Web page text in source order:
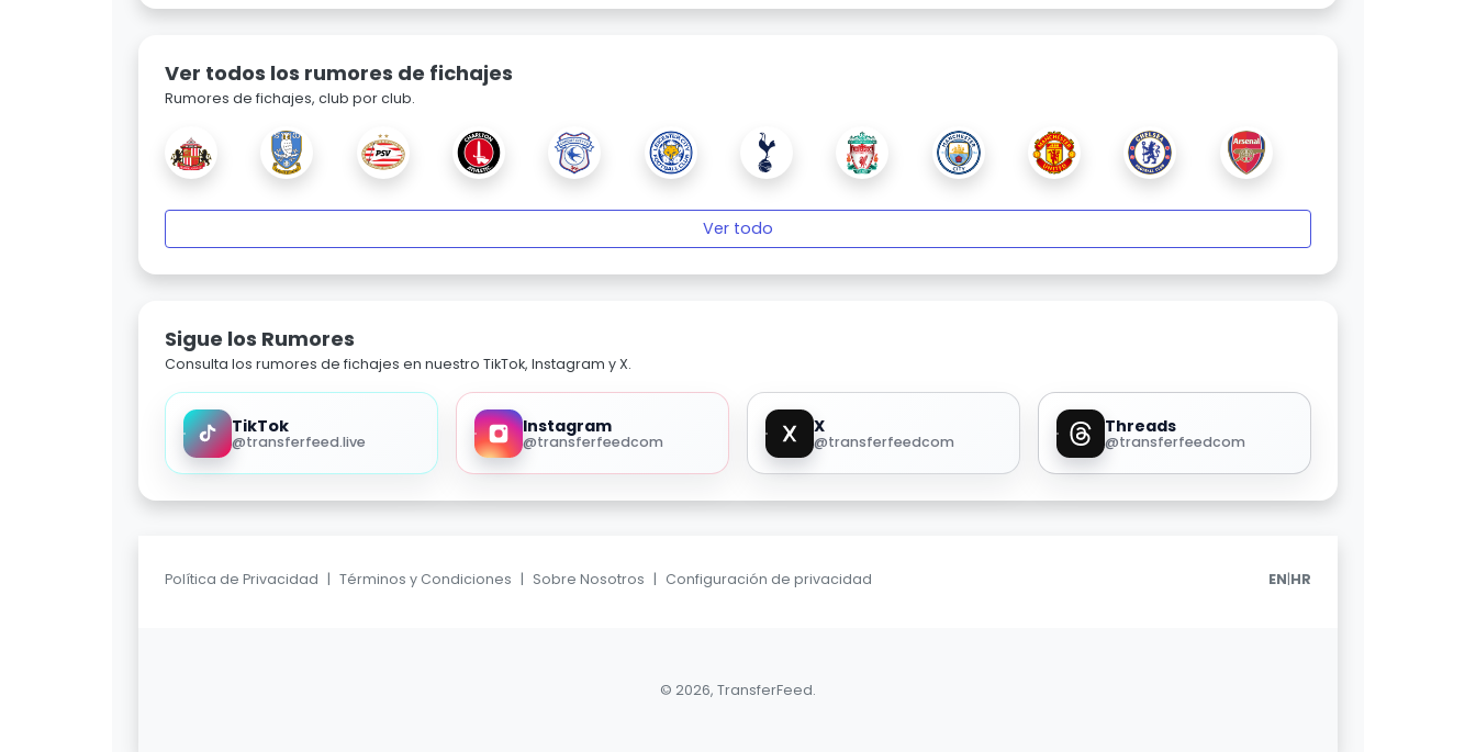
Ver todos los rumores de fichajes
Rumores de fichajes, club por club.
Ver todo
Sigue los Rumores
Consulta los rumores de fichajes en nuestro TikTok, Instagram y X.
TikTok
@transferfeed.live
Instagram
@transferfeedcom
X
@transferfeedcom
Threads
@transferfeedcom
Política de Privacidad | Términos y Condiciones | Sobre Nosotros | Configuración de privacidad EN|HR
© 2026, TransferFeed.